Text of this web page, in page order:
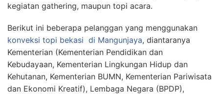
kegiatan gathering, maupun topi acara.
Berikut ini beberapa pelanggan yang menggunakan
konveksi topi bekasi di Mangunjaya, diantaranya
Kementerian (Kementerian Pendidikan dan
Kebudayaan, Kementerian Lingkungan Hidup dan
Kehutanan, Kementerian BUMN, Kementerian Pariwisata
dan Ekonomi Kreatif), Lembaga Negara (BPDP),